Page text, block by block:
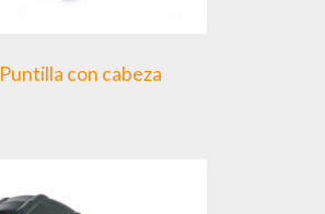
Puntilla con cabeza